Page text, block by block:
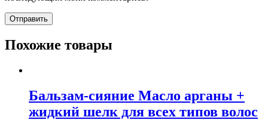
Похожие товары
Бальзам-сияние Масло арганы +
жидкий шелк для всех типов волос